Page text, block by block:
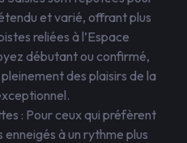
et varié, offrant plus
reliées à l’Espace
débutant ou confirmé,
des plaisirs de la
: Pour ceux qui préfèrent
à un rythme plus